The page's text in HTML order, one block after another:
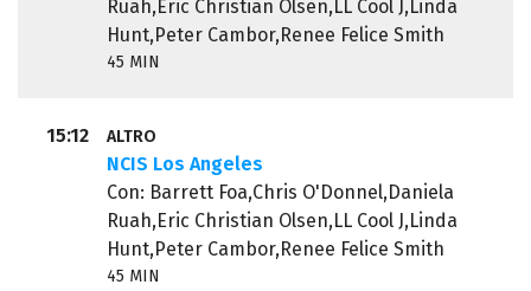
Ruah,Eric Christian Olsen,LL Cool J,Linda
Hunt,Peter Cambor,Renee Felice Smith
45 MIN
15:12 ALTRO
NCIS Los Angeles
Con: Barrett Foa,Chris O'Donnel,Daniela
Ruah,Eric Christian Olsen,LL Cool J,Linda
Hunt,Peter Cambor,Renee Felice Smith
45 MIN